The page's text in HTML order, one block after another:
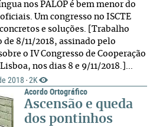
nos PALOP é bem menor do
Um congresso no ISCTE
e soluções. [Trabalho
de 8/11/2018, assinado pelo
o IV Congresso de Cooperação
nos dias 8 e 9/11/2018.]...
2018 · 2K
Acordo Ortográfico
Ascensão e queda
dos pontinhos